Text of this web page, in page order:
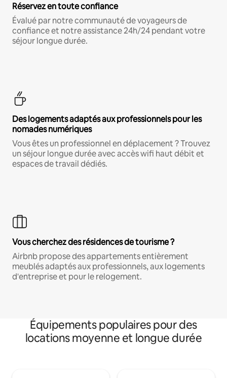
Réservez en toute confiance
Évalué par notre communauté de voyageurs de
confiance et notre assistance 24h/24 pendant votre
séjour longue durée.
Des logements adaptés aux professionnels pour les
nomades numériques
Vous êtes un professionnel en déplacement ? Trouvez
un séjour longue durée avec accès wifi haut débit et
espaces de travail dédiés.
Vous cherchez des résidences de tourisme ?
Airbnb propose des appartements entièrement
meublés adaptés aux professionnels, aux logements
d'entreprise et pour le relogement.
Équipements populaires pour des
locations moyenne et longue durée